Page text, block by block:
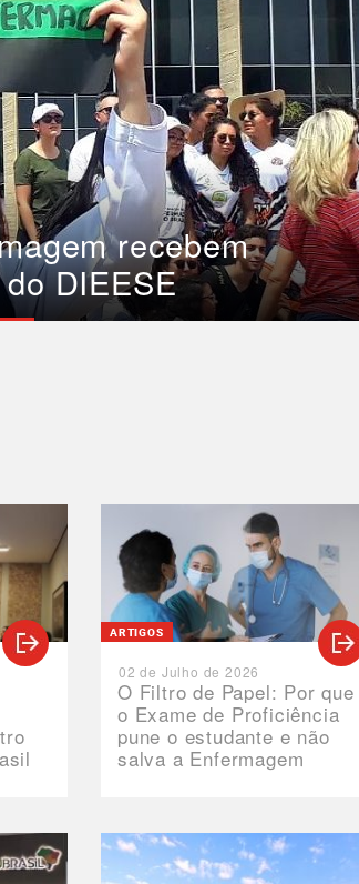
recebem
DIEESE
O Filtro de Papel: Por que
o Exame de Proficiência
pune o estudante e não
salva a Enfermagem
ARTIGOS
02 de Julho de 2026